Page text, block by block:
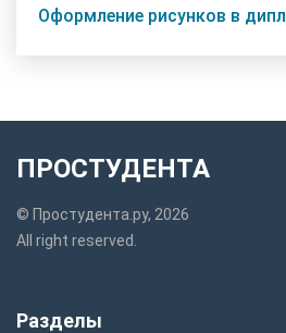
Оформление рисунков в
ПРОСТУДЕНТА
© Простудента.ру, 2026
All right reserved.
Разделы